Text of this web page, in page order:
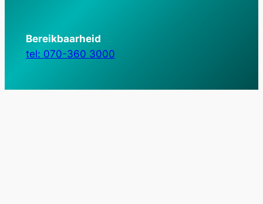
Bereikbaarheid
tel: 070-360 3000